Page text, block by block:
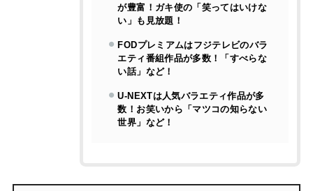
が豊富！ガキ使の「笑ってはいけな
い」も見放題！
FODプレミアムはフジテレビのバラ
エティ番組作品が多数！「すべらな
い話」など！
U-NEXTは人気バラエティ作品が多
数！お笑いから「マツコの知らない
世界」など！